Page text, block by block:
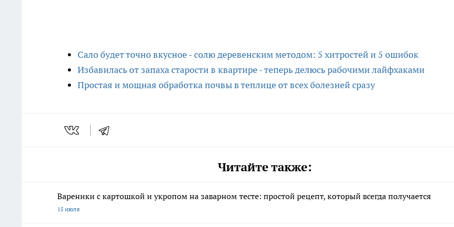
Сало будет точно вкусное - солю деревенским методом: 5 хитростей и 5 ошибок
Избавилась от запаха старости в квартире - теперь делюсь рабочими лайфхаками
Простая и мощная обработка почвы в теплице от всех болезней сразу
Читайте также:
Вареники с картошкой и укропом на заварном тесте: простой рецепт, который всегда получается
15 июля